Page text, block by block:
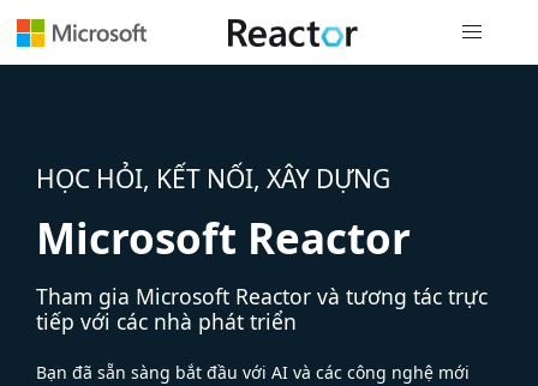
HỌC HỎI, KẾT NỐI, XÂY DỰNG
Microsoft Reactor
Tham gia Microsoft Reactor và tương tác trực
tiếp với các nhà phát triển
Bạn đã sẵn sàng bắt đầu với AI và các công nghệ mới